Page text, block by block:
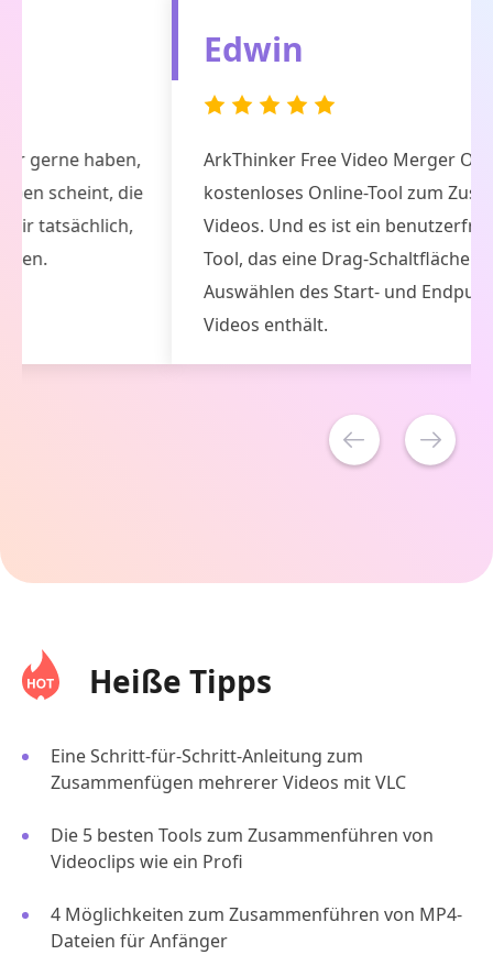
ArkThinker Free Video Merger Online ist ein
kostenloses Online-Tool zum Zuschneiden von
Videos. Und es ist ein benutzerfreundliches
Tool, das eine Drag-Schaltfläche zum
Auswählen des Start- und Endpunkts des
Heiße Tipps
Eine Schritt-für-Schritt-Anleitung zum
Zusammenfügen mehrerer Videos mit VLC
Die 5 besten Tools zum Zusammenführen von
Videoclips wie ein Profi
4 Möglichkeiten zum Zusammenführen von MP4-
Dateien für Anfänger